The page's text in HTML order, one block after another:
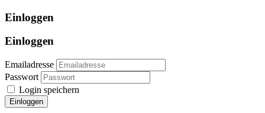
Einloggen
Einloggen
Emailadresse
Passwort
Login speichern